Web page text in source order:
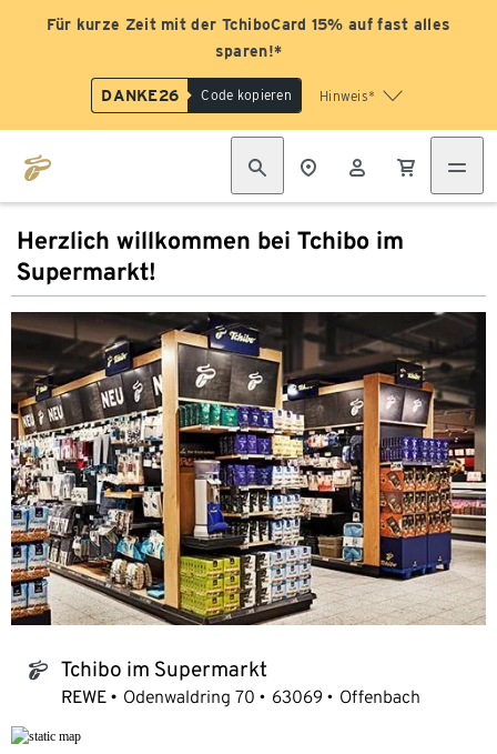
Für kurze Zeit mit der TchiboCard 15% auf fast alles
sparen!*
DANKE26 Code kopieren Hinweis*
Herzlich willkommen bei Tchibo im
Supermarkt!
tchibo_logo Tchibo im Supermarkt
REWE Odenwaldring 70 63069 Offenbach